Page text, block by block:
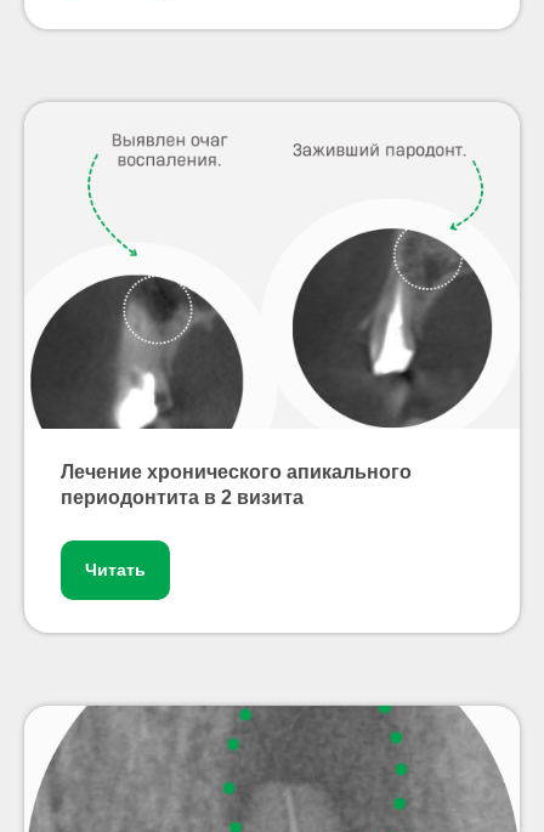
Лечение хронического апикального
периодонтита в 2 визита
Читать